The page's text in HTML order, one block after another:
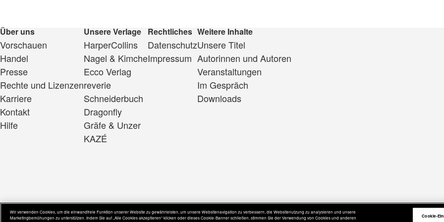
Über uns
Vorschauen
Handel
Presse
Rechte und Lizenzen
Karriere
Kontakt
Hilfe
Unsere Verlage
HarperCollins
Nagel & Kimche
Ecco Verlag
reverie
Schneiderbuch
Dragonfly
Gräfe & Unzer
KAZÉ
Rechtliches
Datenschutz
Impressum
Weitere Inhalte
Unsere Titel
Autorinnen und Autoren
Veranstaltungen
Im Gespräch
Downloads
Wir verwenden Cookies, um die einwandfreie Funktion unserer Website zu gewährleisten, um unsere Websitenavigation zu verbessern, die Websitenutzung zu analysieren und unsere
Marketingbemühungen zu unterstützen. Indem Sie auf „Alle Cookies akzeptieren“ klicken oder dieses Cookie-Banner schließen, stimmen Sie der Verwendung von Cookies und anderen
Cookie-